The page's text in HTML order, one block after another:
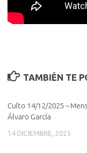
TAMBIÉN TE
Culto 14/12/2025 –
Álvaro García
14 DICIEMBRE, 2025